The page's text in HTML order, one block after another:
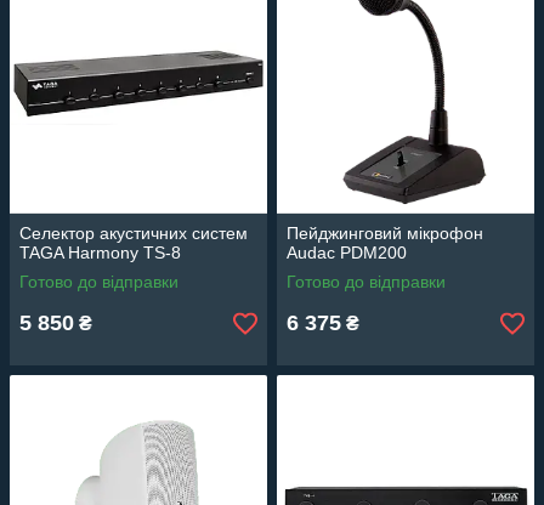
Селектор акустичних систем
TAGA Harmony TS-8
Готово до відправки
5 850 ₴
Пейджинговий мікрофон
Audac PDM200
Готово до відправки
6 375 ₴